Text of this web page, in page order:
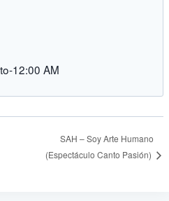
12:00 AM
SAH – Soy Arte Humano
(Espectáculo Canto Pasión)